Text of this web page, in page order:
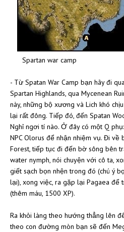
Spartan war camp
- Từ Spatan War Camp bạn hãy đi
Spartan Highlands, qua Mycenean
này, những bộ xương và Lich khó
lại rất đông. Tiếp đó, đến Spatan
Nghỉ ngơi tí nào. Ở đây có một Q
NPC Olorus để nhận nhiệm vụ. Đi
Forest, tiếp tục đi đến bờ sông bên
water nymph, nói chuyện với cô ta,
giết sạch bọn nhện trong đó (chú ý
lại), xong việc, ra gặp lại Pagaea để
(thêm máu, 1500 XP).
Ra khỏi làng theo hướng thẳng lên
theo con đường mòn bạn sẽ đến